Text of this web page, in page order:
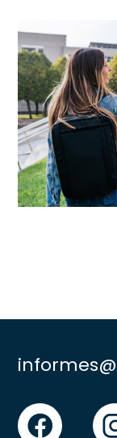
facebook